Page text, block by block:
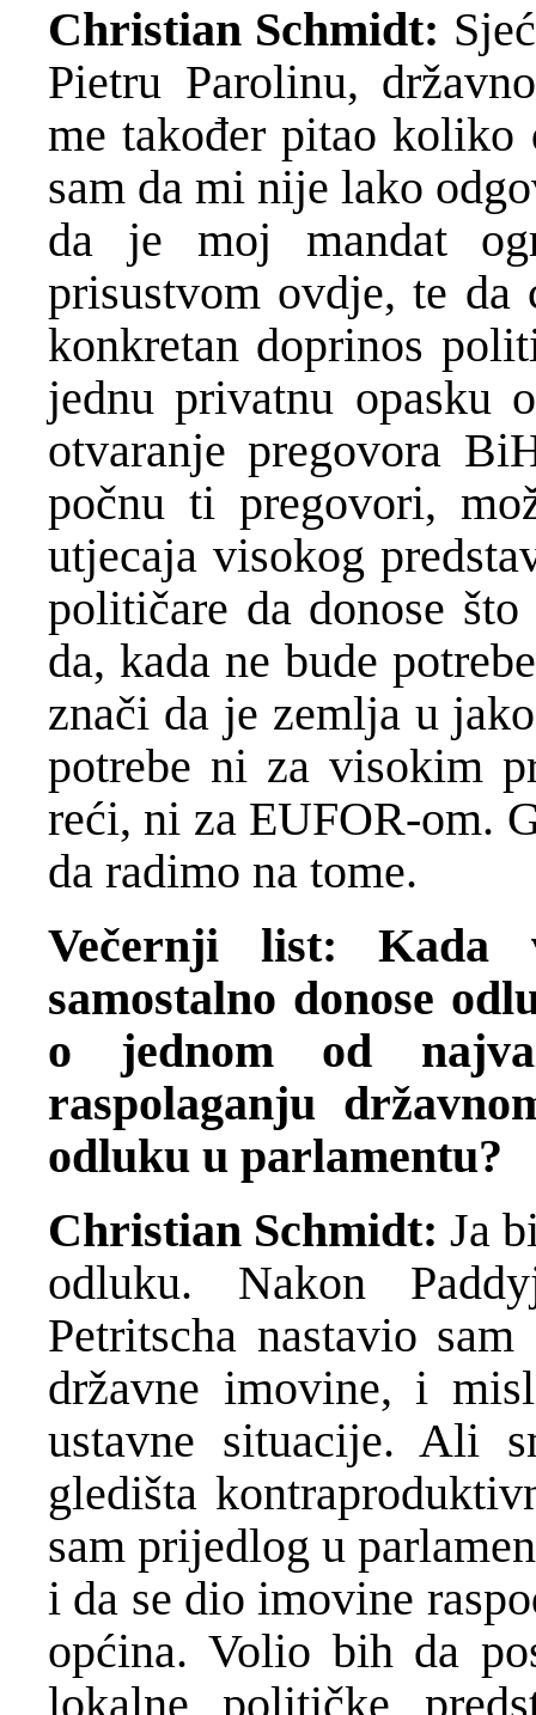
Christian Schmidt:
Pietru Parolinu,
me također pitao koliko
sam da mi nije lako
da je moj mandat
prisustvom ovdje, te da
konkretan doprinos
jednu privatnu opasku
otvaranje pregovora
počnu ti pregovori,
utjecaja visokog
političare da donose
da, kada ne bude
znači da je zemlja u
potrebe ni za visokim
reći, ni za EUFOR-om.
da radimo na tome.
Večernji list: Kada
samostalno donose
o jednom od
raspolaganju
odluku u parlamentu?
Christian Schmidt:Ja
odluku. Nakon
Petritscha nastavio
državne imovine, i
ustavne situacije. Ali
gledišta
sam prijedlog u
i da se dio imovine
općina. Volio bih da
lokalne političke